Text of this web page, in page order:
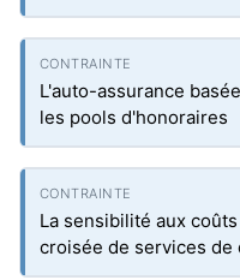
L'auto-assurance
les pools d'honoraires
La sensibilité aux
croisée de services de